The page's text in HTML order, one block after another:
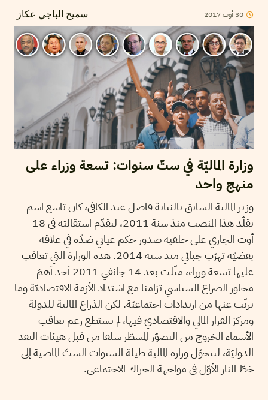
سميح الباجي عكاز 30 أوت2017
وزارة الماليّة في ستّ سنوات: تسعة وزراء على
منهج واحد
وزير المالية السابق بالنيابة فاضل عبد الكافي، كان تاسع اسم
تقلّد هذا المنصب منذ سنة 2011، ليقدّم استقالته في 18
أوت الجاري على خلفية صدور حكم غيابي ضدّه في علاقة
بقضيّة تهرّب جبائي منذ سنة 2014. هذه الوزارة التي تعاقب
عليها تسعة وزراء، مثّلت بعد 14 جانفي 2011 أحد أهمّ
محاور الصراع السياسي تزامنا مع اشتداد الأزمة الاقتصاديّة وما
ترتّب عنها من ارتدادات اجتماعيّة. لكن الذراع المالية للدولة
ومركز القرار المالي والاقتصاديّ فيها، لم تستطع رغم تعاقب
الأسماء الخروج من التصوّر المسطّر سلفا من قبل هيئات النقد
الدوليّة، لتتحوّل وزارة المالية طيلة السنوات الستّ الماضية إلى
خطّ النار الأوّل في مواجهة الحراك الاجتماعي.